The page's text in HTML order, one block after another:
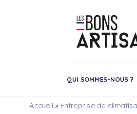
QUI SOMMES-NOUS ?
Accueil » Entreprise de